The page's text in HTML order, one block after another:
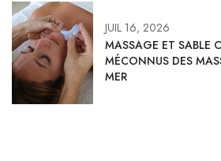
JUIL 16, 2026
MASSAGE ET SABLE
MÉCONNUS DES
MER